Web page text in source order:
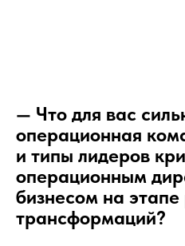
— Что для вас
операционная
и типы лидеров
операционным
бизнесом на этапе
трансформаций?